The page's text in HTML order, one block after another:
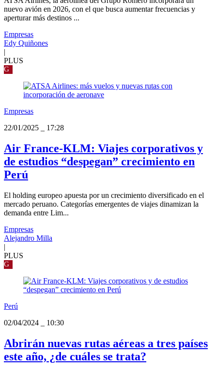
nuevo avión en 2026, con el que busca aumentar frecuencias y
aperturar más destinos ...
Empresas
Edy Quiñones
|
PLUS
G
Empresas
22/01/2025
17:28
Air France-KLM: Viajes corporativos y
de estudios “despegan” crecimiento en
Perú
El holding europeo apuesta por un crecimiento diversificado en el
mercado peruano. Categorías emergentes de viajes dinamizan la
demanda entre Lim...
Empresas
Alejandro Milla
|
PLUS
G
Perú
02/04/2024
10:30
Abrirán nuevas rutas aéreas a tres países
este año, ¿de cuáles se trata?